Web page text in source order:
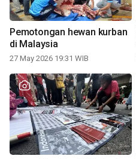
Pemotongan hewan kurban
di Malaysia
27 May 2026 19:31 WIB